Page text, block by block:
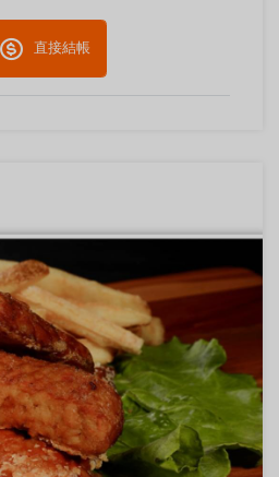
直接結帳